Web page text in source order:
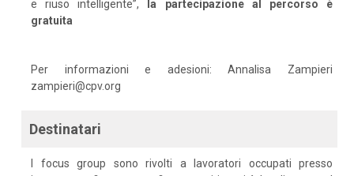
e riuso intelligente”,
la partecipazione al percorso è
gratuita
Per informazioni e adesioni: Annalisa Zampieri
zampieri@cpv.org
Destinatari
I focus group sono rivolti a lavoratori occupati presso